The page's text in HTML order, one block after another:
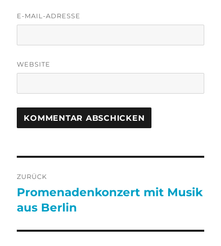
E-MAIL-ADRESSE
WEBSITE
ZURÜCK
Vorheriger
Beitrag:
Promenadenkonzert mit Musik
aus Berlin